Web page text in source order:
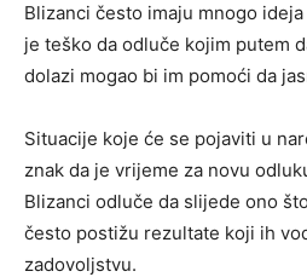
Blizanci često imaju mnogo
je teško da odluče kojim putem
dolazi mogao bi im pomoći da
Situacije koje će se pojaviti u
znak da je vrijeme za novu
Blizanci odluče da slijede ono
često postižu rezultate koji ih
zadovoljstvu.